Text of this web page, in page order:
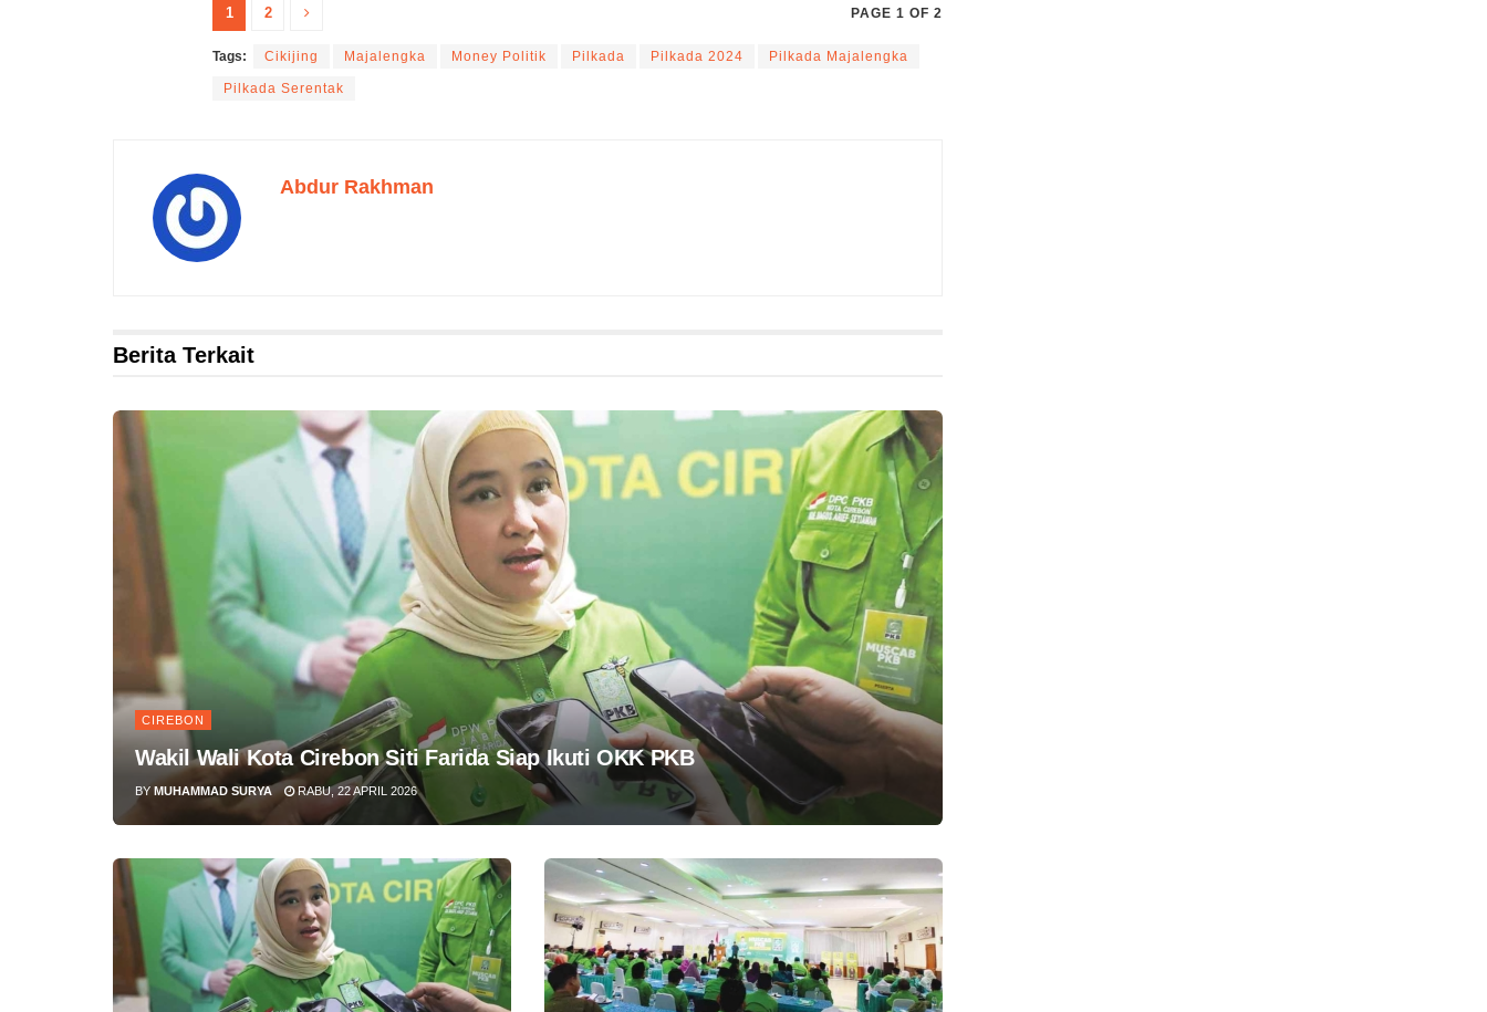
PAGE 1 OF 2
1 2
Tags: Cikijing Majalengka Money Politik Pilkada Pilkada 2024 Pilkada Majalengka
Pilkada Serentak
Abdur Rakhman
Berita Terkait
CIREBON
Wakil Wali Kota Cirebon Siti Farida Siap Ikuti OKK PKB
BY MUHAMMAD SURYA RABU, 22 APRIL 2026